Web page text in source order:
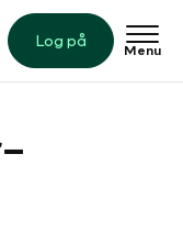
Log på Menu